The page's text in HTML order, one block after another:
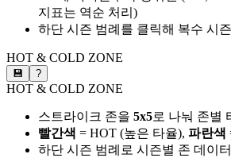
지표는 역순 처리)
하단 시즌 범례를 클릭해 복수 시
HOT & COLD ZONE
💾 ?
HOT & COLD ZONE
스트라이크 존을 5x5로 나눠 존별
빨간색 = HOT (높은 타율), 파란색
하단 시즌 범례로 시즌별 존 데이